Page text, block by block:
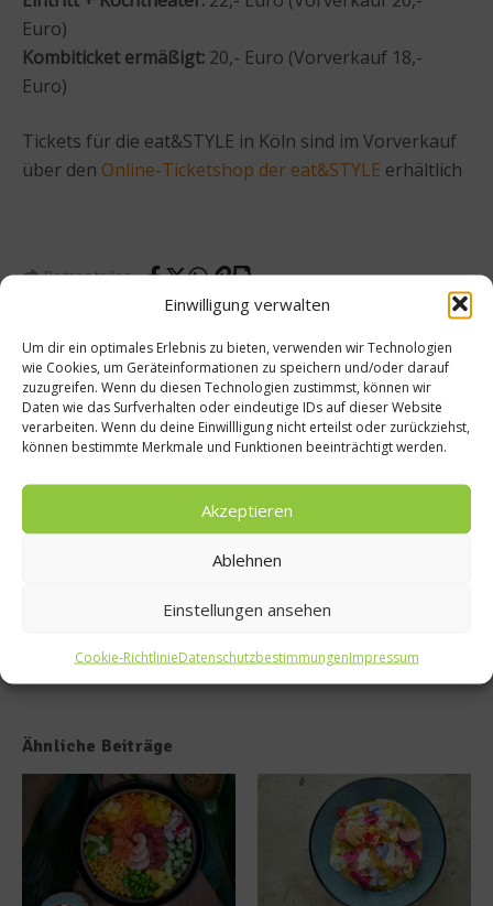
Einwilligung verwalten
Um dir ein optimales Erlebnis zu bieten, verwenden wir Technologien
wie Cookies, um Geräteinformationen zu speichern und/oder darauf
zuzugreifen. Wenn du diesen Technologien zustimmst, können wir
Daten wie das Surfverhalten oder eindeutige IDs auf dieser Website
verarbeiten. Wenn du deine Einwillligung nicht erteilst oder zurückziehst,
können bestimmte Merkmale und Funktionen beeinträchtigt werden.
Akzeptieren
Ablehnen
Einstellungen ansehen
Cookie-RichtlinieDatenschutzbestimmungenImpressum
Euro)
Kombiticket ermäßigt: 20,- Euro (Vorverkauf 18,-
Euro)
Tickets für die eat&STYLE in Köln sind im Vorverkauf
über den Online-Ticketshop der eat&STYLE erhältlich
Beitrag teilen
vorheriger Beitrag
Rezept
:
Parme
san-
Burger
Nächster Beitrag
Rezept
:
en
selber
backe
Ähnliche Beiträge